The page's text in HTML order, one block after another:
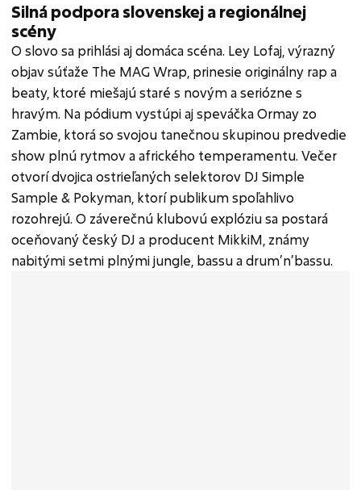
Silná podpora slovenskej a regionálnej
scény
O slovo sa prihlási aj domáca scéna. Ley Lofaj, výrazný
objav súťaže The MAG Wrap, prinesie originálny rap a
beaty, ktoré miešajú staré s novým a seriózne s
hravým. Na pódium vystúpi aj speváčka Ormay zo
Zambie, ktorá so svojou tanečnou skupinou predvedie
show plnú rytmov a afrického temperamentu. Večer
otvorí dvojica ostrieľaných selektorov DJ Simple
Sample & Pokyman, ktorí publikum spoľahlivo
rozohrejú. O záverečnú klubovú explóziu sa postará
oceňovaný český DJ a producent MikkiM, známy
nabitými setmi plnými jungle, bassu a drum’n’bassu.